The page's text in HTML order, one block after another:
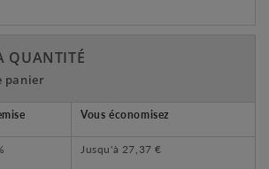
QUANTITÉ
panier
Vous économisez
Jusqu'à 27,37 €